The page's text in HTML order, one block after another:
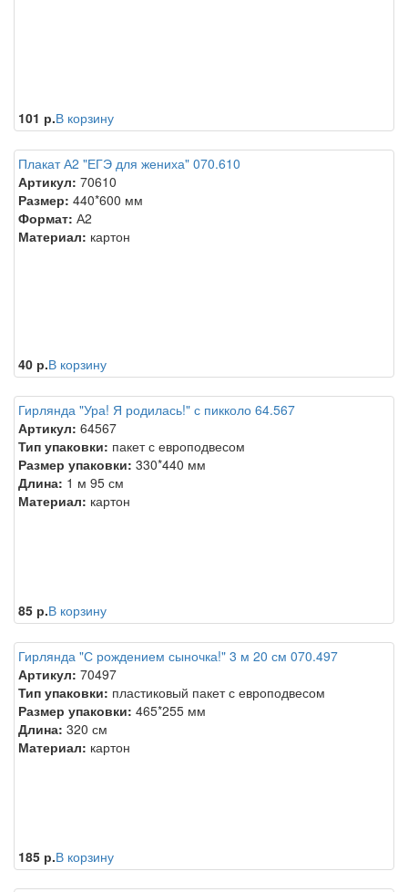
101 р.В корзину
Плакат А2 "ЕГЭ для жениха" 070.610
Артикул: 70610
Размер: 440*600 мм
Формат: А2
Материал: картон
40 р.В корзину
Гирлянда "Ура! Я родилась!" с пикколо 64.567
Артикул: 64567
Тип упаковки: пакет с европодвесом
Размер упаковки: 330*440 мм
Длина: 1 м 95 см
Материал: картон
85 р.В корзину
Гирлянда "С рождением сыночка!" 3 м 20 см 070.497
Артикул: 70497
Тип упаковки: пластиковый пакет с европодвесом
Размер упаковки: 465*255 мм
Длина: 320 см
Материал: картон
185 р.В корзину